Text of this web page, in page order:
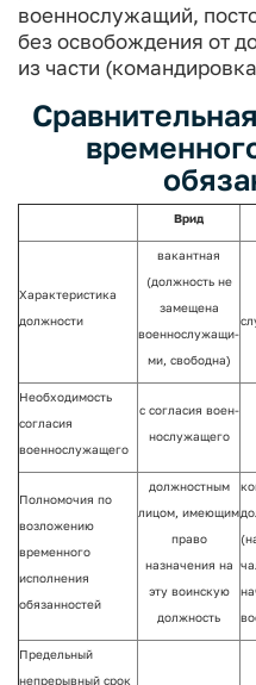
военнослужащий,
без освобождения от
из части
Врид
Характеристика
должности
вакантная
(долж­ность не
замещена
военнослужащи­
ми, свободна)
Необходимость
согла­сия
военнослужащего
с согласия воен­
нослужащего
Полномочия по
возло­жению
временного
исполнения
обязанно­стей
должностным
лицом, имеющим
право
назначения на
эту воинскую
должность
Предельный
непрерыв­ный срок